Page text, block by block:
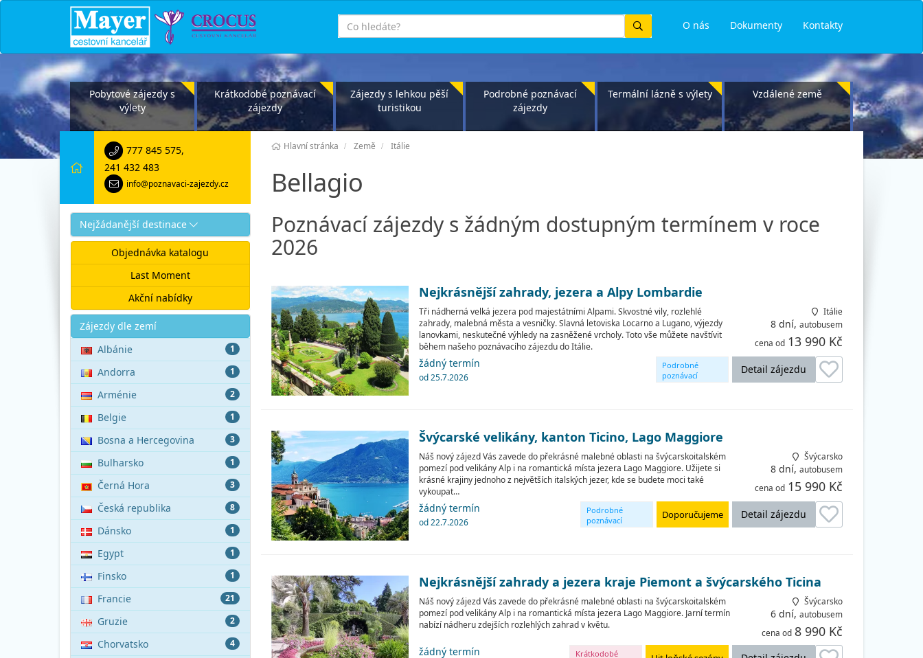
Kontakty
Dokumenty
O nás
co
hledáte
Pobytové zájezdy s
výlety
Krátkodobé poznávací
zájezdy
Zájezdy s lehkou pěší
turistikou
Podrobné poznávací
zájezdy
Termální lázně s výlety Vzdálené země
Hlavní stránka Země Itálie
Bellagio
777 845 575,
241 432 483
info@poznavaci-zajezdy.cz
Nejžádanější destinace
Objednávka katalogu
Last Moment
Akční nabídky
Akce
Zájezdy dle zemí
1
Albánie
1
Andorra
2
Arménie
1
Belgie
3
Bosna a Hercegovina
1
Bulharsko
3
Černá Hora
8
Česká republika
1
Dánsko
1
Egypt
1
Finsko
21
Francie
2
Gruzie
4
Chorvatsko
Poznávací zájezdy s žádným dostupným termínem v roce
2026
Nejkrásnější zahrady, jezera a Alpy Lombardie
Tři nádherná velká jezera pod majestátními Alpami. Skvostné vily, rozlehlé
zahrady, malebná města a vesničky. Slavná letoviska Locarno a Lugano, výjezdy
lanovkami, neskutečné výhledy na zasněžené vrcholy. Toto vše můžete navštívit
během našeho poznávacího zájezdu do Itálie.
Itálie
8 dní, autobusem
cena od 13 990 Kč
Detail zájezdu
Podrobné
poznávací
žádný termín
od 25.7.2026
Švýcarské velikány, kanton Ticino, Lago Maggiore
Náš nový zájezd Vás zavede do překrásné malebné oblasti na švýcarskoitalském
pomezí pod velikány Alp i na romantická místa jezera Lago Maggiore. Užijete si
krásné krajiny jednoho z největších italských jezer, kde se budete moci také
vykoupat…
Švýcarsko
8 dní, autobusem
cena od 15 990 Kč
Detail zájezdu
Doporučujeme
Podrobné
poznávací
žádný termín
od 22.7.2026
Nejkrásnější zahrady a jezera kraje Piemont a švýcarského Ticina
Náš nový zájezd Vás zavede do překrásné malebné oblasti na švýcarskoitalském
pomezí pod velikány Alp i na romantická místa jezera Lago Maggiore. Jarní termín
nabízí nádheru zdejších rozlehlých zahrad v květu.
Švýcarsko
6 dní, autobusem
cena od 8 990 Kč
Krátkodobé
žádný termín